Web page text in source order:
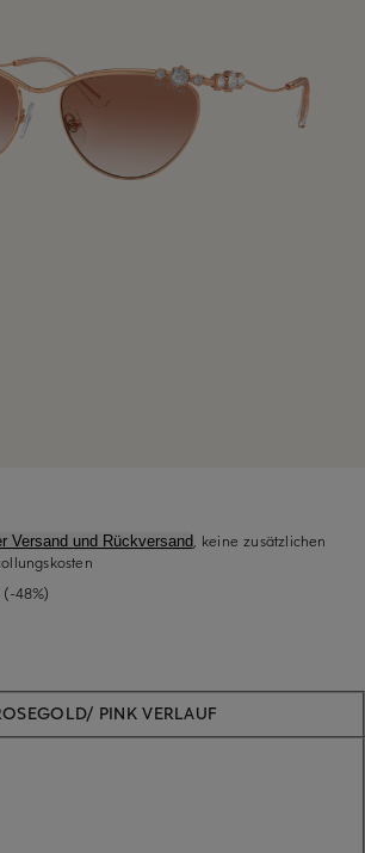
Versand und Rückversand, keine zusätzlichen
(-48%)
PINK VERLAUF